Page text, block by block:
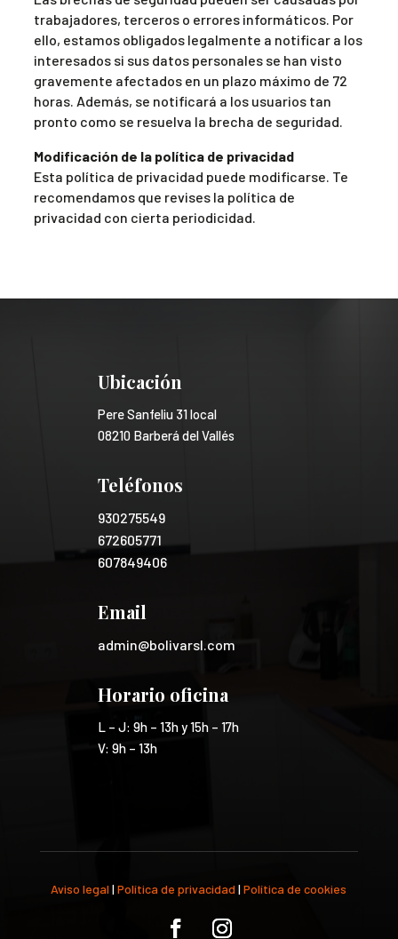
trabajadores, terceros o errores informáticos. Por
ello, estamos obligados legalmente a notificar a los
interesados si sus datos personales se han visto
gravemente afectados en un plazo máximo de 72
horas. Además, se notificará a los usuarios tan
pronto como se resuelva la brecha de seguridad.
Modificación de la política de privacidad
Esta política de privacidad puede modificarse. Te
recomendamos que revises la política de
privacidad con cierta periodicidad.
Ubicación
Pere Sanfeliu 31 local
08210 Barberá del Vallés
Teléfonos
930275549
672605771
607849406
Email
admin@bolivarsl.com
Horario oficina
L – J: 9h – 13h y 15h – 17h
V: 9h – 13h
Aviso legal |Política de privacidad |Política de cookies